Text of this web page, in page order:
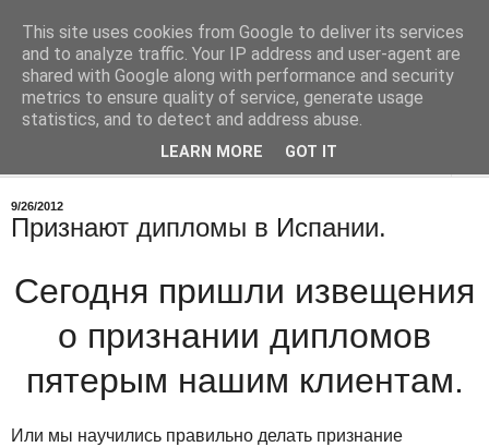
Врач в Испании
О работе, о медицине в Испании
9/26/2012
Признают дипломы в Испании.
Сегодня пришли извещения
о признании дипломов
пятерым нашим клиентам.
Или мы научились правильно делать признание
This site uses cookies from Google to deliver its services
and to analyze traffic. Your IP address and user-agent are
shared with Google along with performance and security
metrics to ensure quality of service, generate usage
statistics, and to detect and address abuse.
LEARN MORE GOT IT